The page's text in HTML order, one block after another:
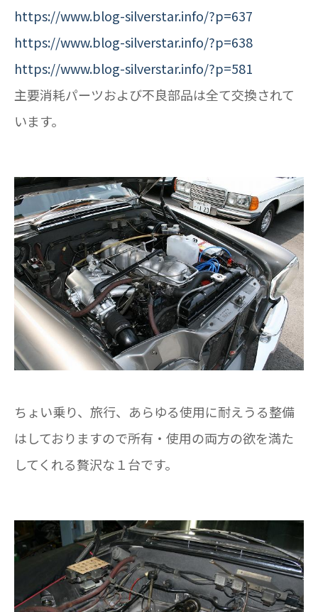
https://www.blog-silverstar.info/?p=637
https://www.blog-silverstar.info/?p=638
https://www.blog-silverstar.info/?p=581
主要消耗パーツおよび不良部品は全て交換されて
います。
ちょい乗り、旅行、あらゆる使用に耐えうる整備
はしておりますので所有・使用の両方の欲を満た
してくれる贅沢な１台です。